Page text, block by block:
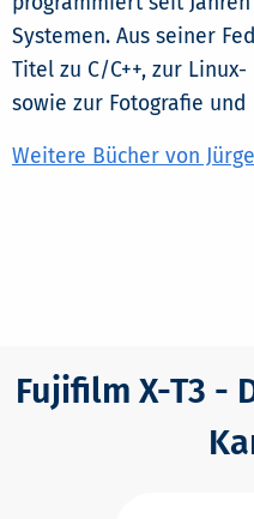
Systemen. Aus seiner
Titel zu C/C++, zur
sowie zur Fotografie
Weitere Bücher von
Fujifilm X-T3 -